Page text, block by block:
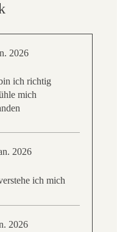
2026
ich richtig
mich
2026
ich mich
2026